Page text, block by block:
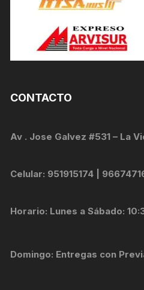
CONTACTO
Av . Jose Galvez #531 – La
Celular: 951915174 |
Horario: Lunes a Sábado:
Domingo: Entregas con